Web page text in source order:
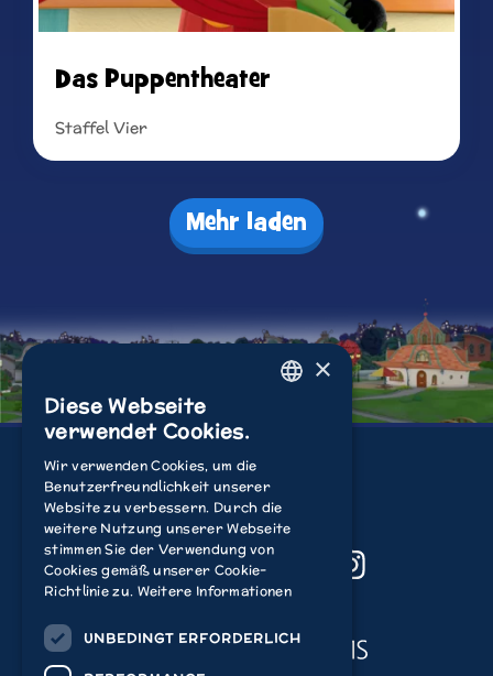
Das Puppentheater
Staffel Vier
Mehr laden
YouTubeFacebook Instagram
Acamar Films
FRENCH
GERMAN
SPANISH
×
Diese Webseite
verwendet Cookies.
Wir verwenden Cookies, um die
Benutzerfreundlichkeit unserer
Website zu verbessern. Durch die
weitere Nutzung unserer Webseite
stimmen Sie der Verwendung von
Cookies gemäß unserer Cookie-
Richtlinie zu. Weitere Informationen
UNBEDINGT ERFORDERLICH